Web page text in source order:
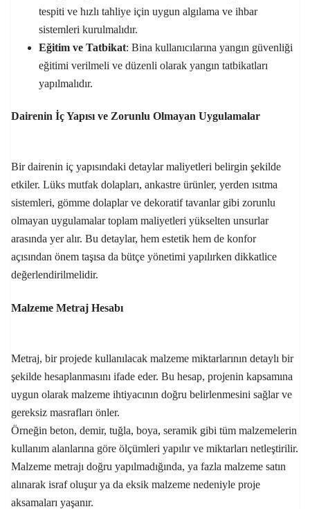
tespiti ve hızlı tahliye için uygun algılama ve ihbar
sistemleri kurulmalıdır.
Eğitim ve Tatbikat: Bina kullanıcılarına yangın güvenliği
eğitimi verilmeli ve düzenli olarak yangın tatbikatları
yapılmalıdır.
Dairenin İç Yapısı ve Zorunlu Olmayan Uygulamalar
Bir dairenin iç yapısındaki detaylar maliyetleri belirgin şekilde
etkiler. Lüks mutfak dolapları, ankastre ürünler, yerden ısıtma
sistemleri, gömme dolaplar ve dekoratif tavanlar gibi zorunlu
olmayan uygulamalar toplam maliyetleri yükselten unsurlar
arasında yer alır. Bu detaylar, hem estetik hem de konfor
açısından önem taşısa da bütçe yönetimi yapılırken dikkatlice
değerlendirilmelidir.
Malzeme Metraj Hesabı
Metraj, bir projede kullanılacak malzeme miktarlarının detaylı bir
şekilde hesaplanmasını ifade eder. Bu hesap, projenin kapsamına
uygun olarak malzeme ihtiyacının doğru belirlenmesini sağlar ve
gereksiz masrafları önler.
Örneğin beton, demir, tuğla, boya, seramik gibi tüm malzemelerin
kullanım alanlarına göre ölçümleri yapılır ve miktarları netleştirilir.
Malzeme metrajı doğru yapılmadığında, ya fazla malzeme satın
alınarak israf oluşur ya da eksik malzeme nedeniyle proje
aksamaları yaşanır.